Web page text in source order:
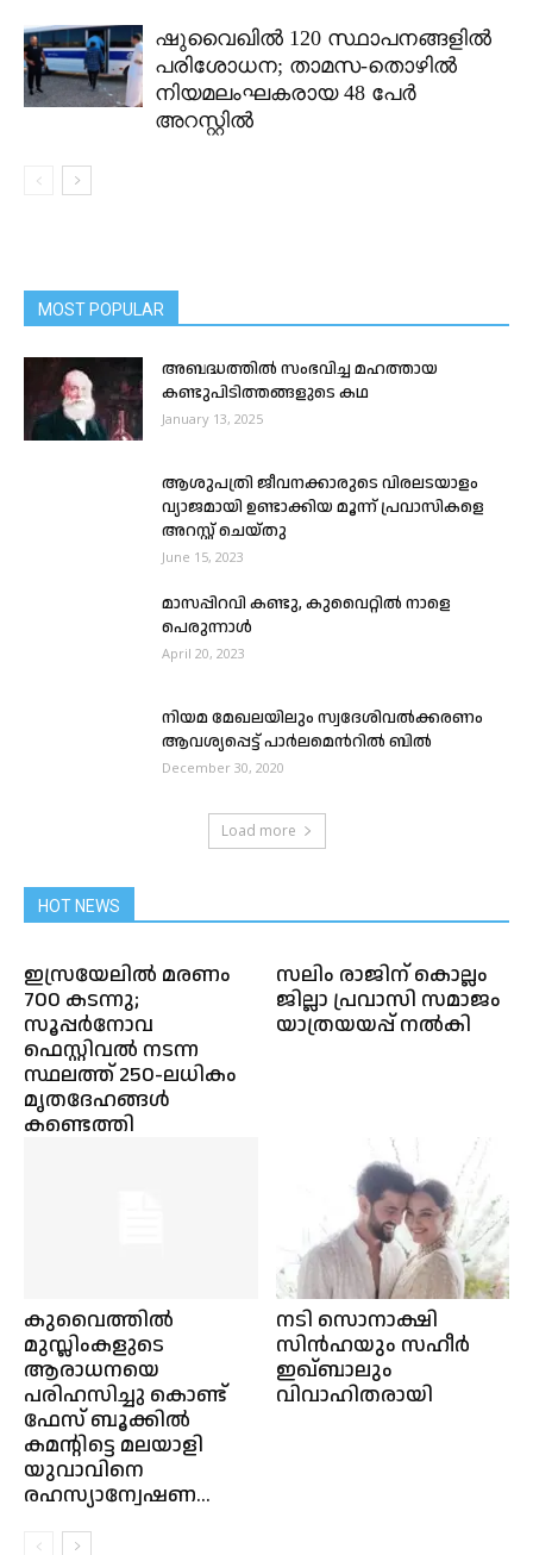
ഷുവൈഖിൽ 120 സ്ഥാപനങ്ങളിൽ
പരിശോധന; താമസ-തൊഴിൽ
നിയമലംഘകരായ 48 പേർ
അറസ്റ്റിൽ
MOST POPULAR
അബദ്ധത്തിൽ സംഭവിച്ച മഹത്തായ
കണ്ടുപിടിത്തങ്ങളുടെ കഥ
January 13, 2025
ആശുപത്രി ജീവനക്കാരുടെ വിരലടയാളം
വ്യാജമായി ഉണ്ടാക്കിയ മൂന്ന് പ്രവാസികളെ
അറസ്റ്റ് ചെയ്തു
June 15, 2023
മാസപ്പിറവി കണ്ടു, കുവൈറ്റിൽ നാളെ
പെരുന്നാൾ
April 20, 2023
നിയമ മേഖലയിലും സ്വദേശിവൽക്കരണം
ആവശ്യപ്പെട്ട് പാർലമെൻറിൽ ബിൽ
December 30, 2020
Load more
HOT NEWS
ഇസ്രയേലിൽ മരണം
700 കടന്നു;
സൂപ്പർനോവ
ഫെസ്റ്റിവൽ നടന്ന
സ്ഥലത്ത് 250-ലധികം
മൃതദേഹങ്ങൾ
കണ്ടെത്തി
സലിം രാജിന് കൊല്ലം
ജില്ലാ പ്രവാസി സമാജം
യാത്രയയപ്പ് നൽകി
കുവൈത്തിൽ
മുസ്ലിംകളുടെ
ആരാധനയെ
പരിഹസിച്ചു കൊണ്ട്‌
ഫേസ്‌ ബൂക്കിൽ
കമന്റിട്ടെ മലയാളി
യുവാവിനെ
രഹസ്യാന്വേഷണ...
നടി സൊനാക്ഷി
സിൻഹയും സഹീർ
ഇഖ്ബാലും
വിവാഹിതരായി